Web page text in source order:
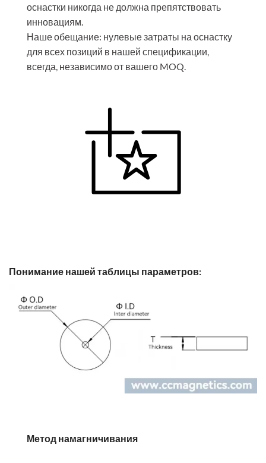
оснастки никогда не должна препятствовать
инновациям.
Наше обещание: нулевые затраты на оснастку
для всех позиций в нашей спецификации,
всегда, независимо от вашего MOQ.
Понимание нашей таблицы параметров:
Метод намагничивания